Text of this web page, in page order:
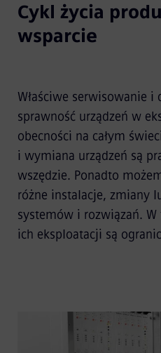
Cykl życia
wsparcie
Właściwe serwisowanie
sprawność urządzeń w
obecności na całym
i wymiana urządzeń są
wszędzie. Ponadto
różne instalacje, zmiany
systemów i rozwiązań.
ich eksploatacji są